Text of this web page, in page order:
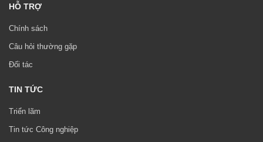
HỖ TRỢ
Chính sách
Câu hỏi thường gặp
Đối tác
TIN TỨC
Triển lãm
Tin tức Công nghiệp